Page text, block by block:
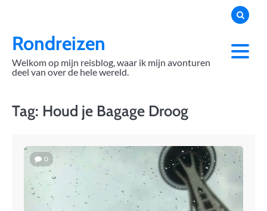
contentRondreizen
Welkom op mijn reisblog, waar ik mijn avonturen
deel van over de hele wereld.
Tag: Houd je Bagage Droog
0